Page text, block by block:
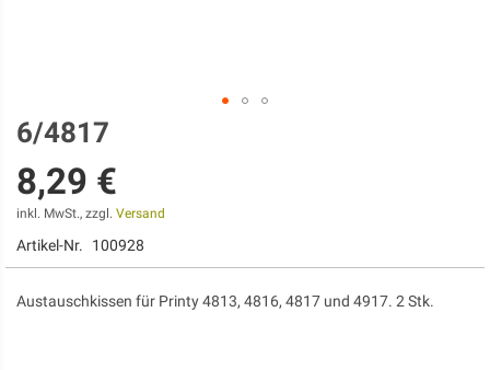
Zum
Anfang
der
Bildgalerie
springen
6/4817
8,29 €
inkl. MwSt., zzgl. Versand
Artikel-Nr. 100928
Austauschkissen für Printy 4813, 4816, 4817 und 4917. 2 Stk.